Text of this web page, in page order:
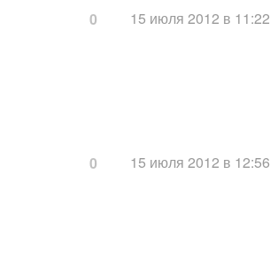
15 июля 2012 в 11:22
0
15 июля 2012 в 12:56
0